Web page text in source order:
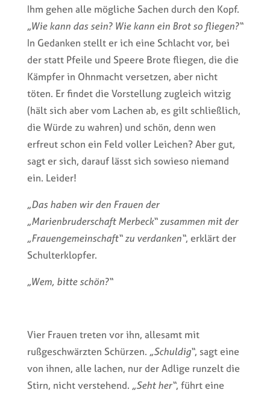
Ihm gehen alle mögliche Sachen durch den Kopf.
„Wie kann das sein? Wie kann ein Brot so fliegen?“
In Gedanken stellt er ich eine Schlacht vor, bei
der statt Pfeile und Speere Brote fliegen, die die
Kämpfer in Ohnmacht versetzen, aber nicht
töten. Er findet die Vorstellung zugleich witzig
(hält sich aber vom Lachen ab, es gilt schließlich,
die Würde zu wahren) und schön, denn wen
erfreut schon ein Feld voller Leichen? Aber gut,
sagt er sich, darauf lässt sich sowieso niemand
ein. Leider!
„Das haben wir den Frauen der
„Marienbruderschaft Merbeck“ zusammen mit der
„Frauengemeinschaft“ zu verdanken“, erklärt der
Schulterklopfer.
„Wem, bitte schön?“
Vier Frauen treten vor ihn, allesamt mit
rußgeschwärzten Schürzen. „Schuldig“, sagt eine
von ihnen, alle lachen, nur der Adlige runzelt die
Stirn, nicht verstehend. „Seht her“, führt eine